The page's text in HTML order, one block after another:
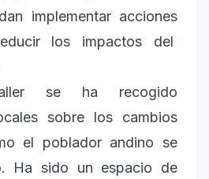
implementar acciones
los impactos del
se ha recogido
sobre los cambios
el poblador andino se
Ha sido un espacio de